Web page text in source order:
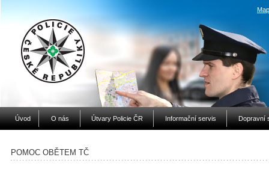
Úvod O nás Útvary Policie ČR Informační servis Dopravní
POMOC OBĚTEM TČ